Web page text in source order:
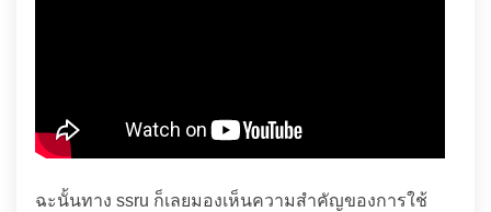
ฉะนั้นทาง ssru ก็เลยมองเห็นความสำคัญของการใช้